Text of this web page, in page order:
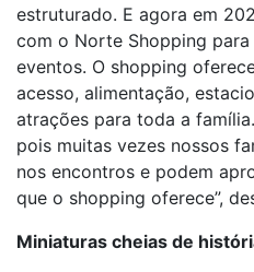
estruturado. E agora em
com o Norte Shopping
eventos. O shopping
acesso, alimentação,
atrações para toda a
pois muitas vezes nossos
nos encontros e podem
que o shopping oferece”,
Miniaturas cheias de